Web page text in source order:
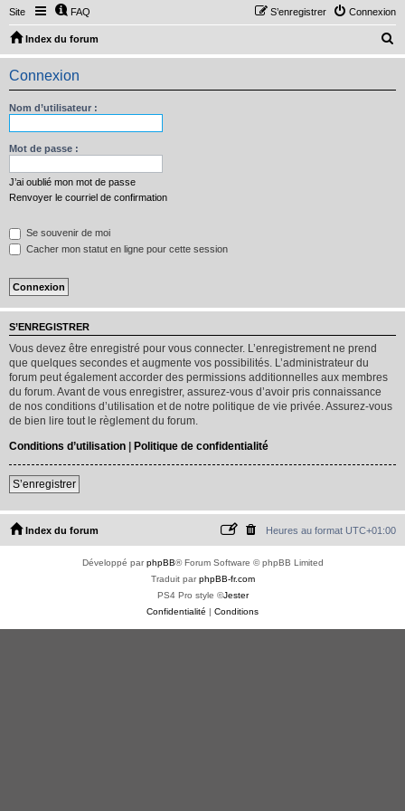
Site FAQ Connexion
S’enregistrer
Index du forum
e
Connexion
Nom d’utilisateur :
Mot de passe :
J’ai oublié mon mot de passe
Renvoyer le courriel de confirmation
Se souvenir de moi
Cacher mon statut en ligne pour cette session
S’ENREGISTRER
Vous devez être enregistré pour vous connecter. L’enregistrement ne prend
que quelques secondes et augmente vos possibilités. L’administrateur du
forum peut également accorder des permissions additionnelles aux membres
du forum. Avant de vous enregistrer, assurez-vous d’avoir pris connaissance
de nos conditions d’utilisation et de notre politique de vie privée. Assurez-vous
de bien lire tout le règlement du forum.
Conditions d’utilisation | Politique de confidentialité
S’enregistrer
Index du forum Heures au format UTC+01:00
Développé parphpBB® Forum Software © phpBB Limited
Traduit parphpBB-fr.com
PS4 Pro style ©Jester
Confidentialité | Conditions